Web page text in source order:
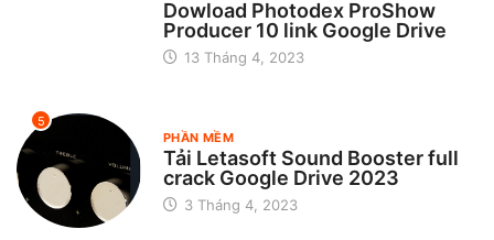
Dowload Photodex ProShow
Producer 10 link Google Drive
13 Tháng 4, 2023
5
PHẦN MỀM
Tải Letasoft Sound Booster full
crack Google Drive 2023
3 Tháng 4, 2023